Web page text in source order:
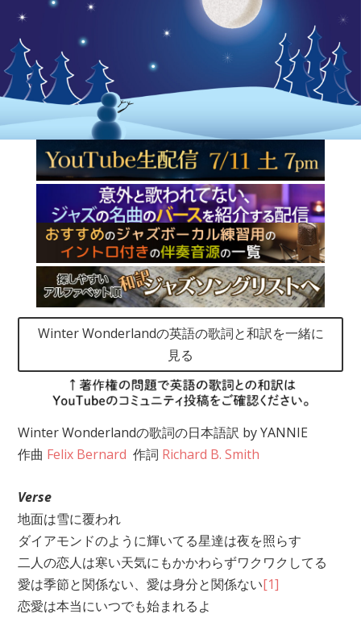
Winter Wonderlandの英語の歌詞と和訳を一緒に
見る
Winter Wonderlandの歌詞の日本語訳 by YANNIE
作曲 Felix Bernard 作詞 Richard B. Smith
Verse
地面は雪に覆われ
ダイアモンドのように輝いてる星達は夜を照らす
二人の恋人は寒い天気にもかかわらずワクワクしてる
愛は季節と関係ない、愛は身分と関係ない[1]
恋愛は本当にいつでも始まれるよ